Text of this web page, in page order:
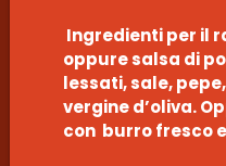
Ingredienti per il
oppure salsa di
lessati, sale,
vergine d’oliva.
con burro fresco